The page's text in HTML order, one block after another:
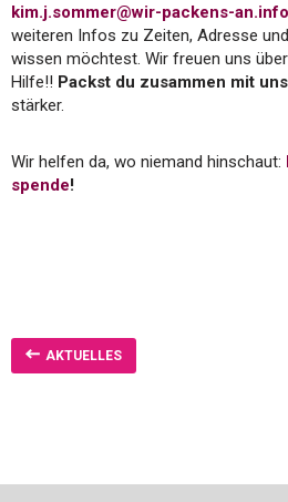
kim.j.sommer@wir-packens-an.info
weiteren Infos zu Zeiten, Adresse
wissen möchtest. Wir freuen uns
Hilfe!! Packst du zusammen mit
stärker.
Wir helfen da, wo niemand hinschaut:
spende!
AKTUELLES